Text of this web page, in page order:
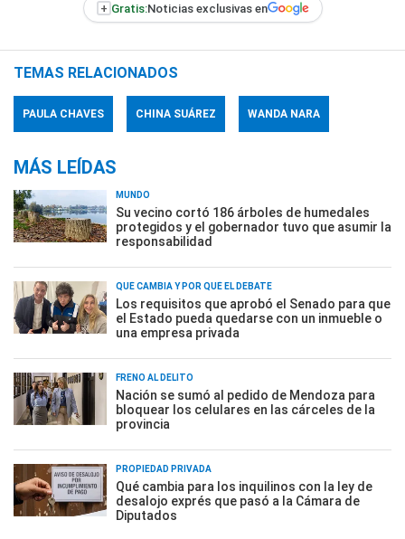
+ Gratis:Noticias exclusivas en
TEMAS RELACIONADOS
PAULA CHAVES CHINA SUÁREZ WANDA NARA
MÁS LEÍDAS
MUNDO
Su vecino cortó 186 árboles de humedales
protegidos y el gobernador tuvo que asumir la
responsabilidad
QUÉ CAMBIA Y POR QUÉ EL DEBATE
Los requisitos que aprobó el Senado para que
el Estado pueda quedarse con un inmueble o
una empresa privada
FRENO AL DELITO
Nación se sumó al pedido de Mendoza para
bloquear los celulares en las cárceles de la
provincia
PROPIEDAD PRIVADA
Qué cambia para los inquilinos con la ley de
desalojo exprés que pasó a la Cámara de
Diputados